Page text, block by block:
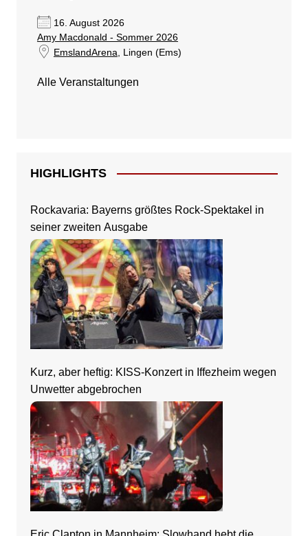
16. August 2026
Amy Macdonald - Sommer 2026
EmslandArena , Lingen (Ems)
Alle Veranstaltungen
HIGHLIGHTS
Rockavaria: Bayerns größtes Rock-Spektakel in
seiner zweiten Ausgabe
Kurz, aber heftig: KISS-Konzert in Iffezheim wegen
Unwetter abgebrochen